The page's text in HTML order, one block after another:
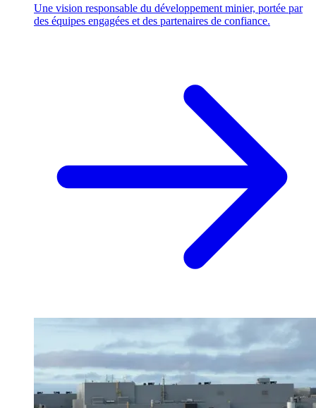
Une vision responsable du développement minier, portée par
des équipes engagées et des partenaires de confiance.